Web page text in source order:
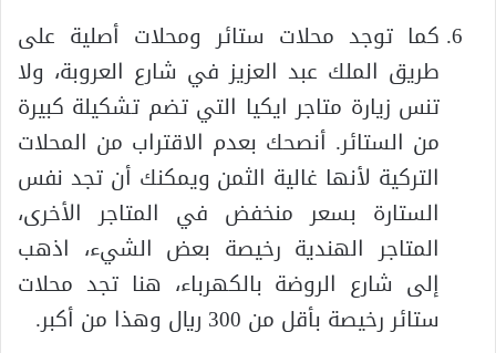
كما توجد محلات ستائر ومحلات أصلية على
طريق الملك عبد العزيز في شارع العروبة، ولا
تنس زيارة متاجر ايكيا التي تضم تشكيلة كبيرة
من الستائر. أنصحك بعدم الاقتراب من المحلات
التركية لأنها غالية الثمن ويمكنك أن تجد نفس
الستارة بسعر منخفض في المتاجر الأخرى،
المتاجر الهندية رخيصة بعض الشيء، اذهب
إلى شارع الروضة بالكهرباء، هنا تجد محلات
ستائر رخيصة بأقل من 300 ريال وهذا من أكبر.